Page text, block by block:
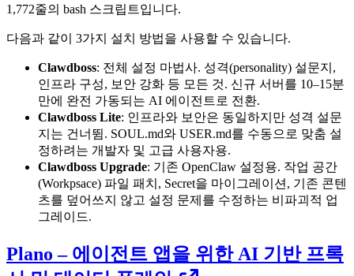
1,772줄의 bash 스크립트입니다.
다음과 같이 3가지 설치 방법을 사용할 수 있습니다.
Clawdboss: 전체 설정 마법사. 성격(personality) 설문지,
인프라 구성, 보안 강화 등 모든 것. 신규 서버를 10–15분
만에 완전 가동되는 AI 에이전트로 전환.
Clawdboss Lite: 인프라와 보안은 동일하지만 성격 설문
지는 건너뜀. SOUL.md와 USER.md를 수동으로 맞춤 설
정하려는 개발자 및 고급 사용자용.
Clawdboss Upgrade: 기존 OpenClaw 설정용. 작업 공간
(Workpsace) 파일 패치, Secret을 마이그레이션, 기존 콘텐
츠를 덮어쓰지 않고 설정 문제를 수정하는 비파괴적 업
그레이드.
Plano – 에이전트 앱을 위한 AI 기반 프록